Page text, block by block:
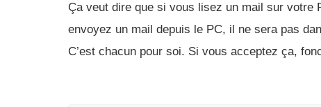
Ça veut dire que si vous lisez un mail sur votre
envoyez un mail depuis le PC, il ne sera pas
C’est chacun pour soi. Si vous acceptez ça,